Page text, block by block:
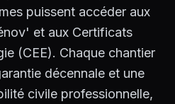
puissent accéder aux
et aux Certificats
(CEE). Chaque chantier
décennale et une
civile professionnelle,